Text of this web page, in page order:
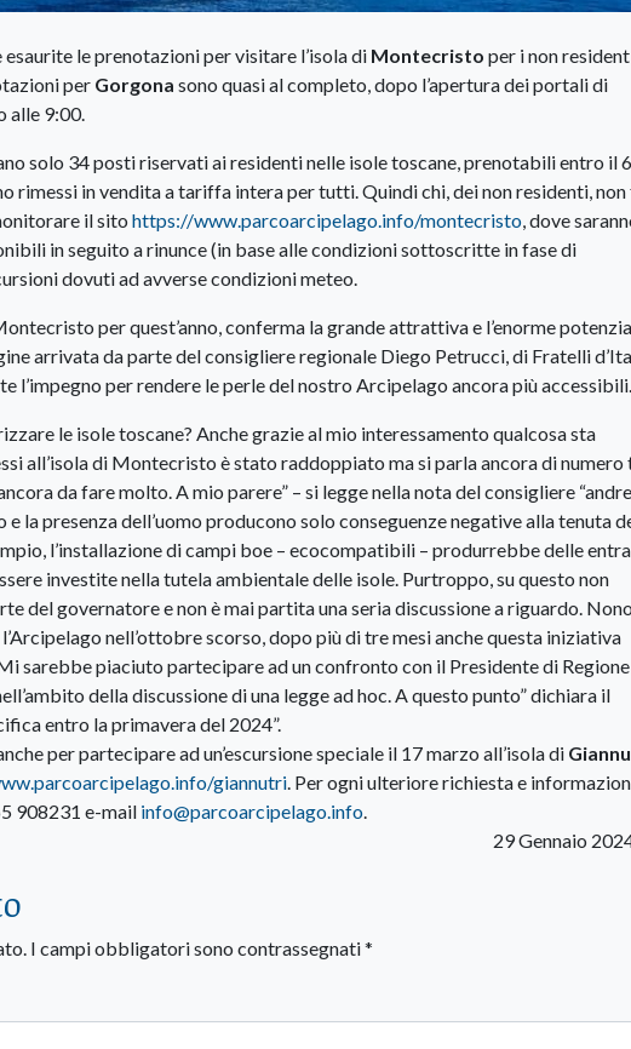
esaurite le prenotazioni per visitare l’isola di Montecristo per i non
per Gorgona sono quasi al completo, dopo l’apertura dei portali di
alle 9:00.
solo 34 posti riservati ai residenti nelle isole toscane, prenotabili entro il 6
rimessi in vendita a tariffa intera per tutti. Quindi chi, dei non residenti, non
il sito https://www.parcoarcipelago.info/montecristo , dove
in seguito a rinunce (in base alle condizioni sottoscritte in fase di
dovuti ad avverse condizioni meteo.
per quest’anno, conferma la grande attrattiva e l’enorme
arrivata da parte del consigliere regionale Diego Petrucci, di Fratelli
l’impegno per rendere le perle del nostro Arcipelago ancora più accessibili.
le isole toscane? Anche grazie al mio interessamento qualcosa sta
all’isola di Montecristo è stato raddoppiato ma si parla ancora di
da fare molto. A mio parere” – si legge nella nota del consigliere
e la presenza dell’uomo producono solo conseguenze negative alla tenuta
l’installazione di campi boe – ecocompatibili – produrrebbe delle
investite nella tutela ambientale delle isole. Purtroppo, su questo non
del governatore e non è mai partita una seria discussione a riguardo.
nell’ottobre scorso, dopo più di tre mesi anche questa iniziativa
sarebbe piaciuto partecipare ad un confronto con il Presidente di
della discussione di una legge ad hoc. A questo punto” dichiara il
entro la primavera del 2024”.
per partecipare ad un’escursione speciale il 17 marzo all’isola di
giannutri . Per ogni ulteriore richiesta e
908231 e-mail info@parcoarcipelago.info
29 Gennaio
I campi obbligatori sono contrassegnati*